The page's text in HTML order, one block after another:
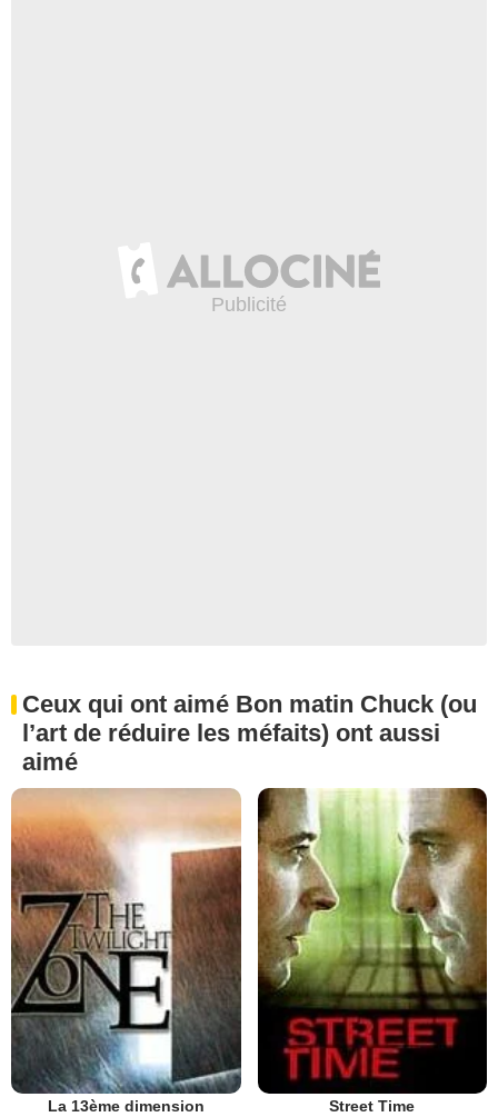
Ceux qui ont aimé Bon matin Chuck (ou
l’art de réduire les méfaits) ont aussi
aimé
La 13ème dimension Street Time